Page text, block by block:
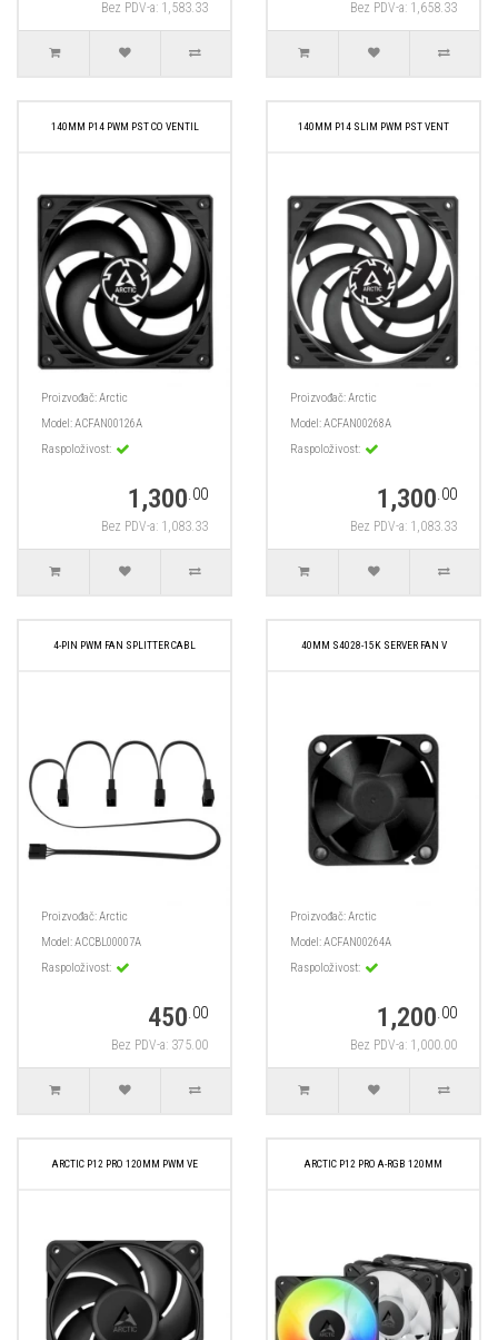
Bez PDV-a: 1,583.33 Bez PDV-a: 1,658.33
140MM P14 PWM PST CO VENTIL
Proizvođač:Arctic
Model:ACFAN00126A
Raspoloživost:
1,300.00
Bez PDV-a: 1,083.33
140MM P14 SLIM PWM PST VENT
Proizvođač:Arctic
Model:ACFAN00268A
Raspoloživost:
1,300.00
Bez PDV-a: 1,083.33
4-PIN PWM FAN SPLITTER CABL
Proizvođač:Arctic
Model:ACCBL00007A
Raspoloživost:
450.00
Bez PDV-a: 375.00
40MM S4028-15K SERVER FAN V
Proizvođač:Arctic
Model:ACFAN00264A
Raspoloživost:
1,200.00
Bez PDV-a: 1,000.00
ARCTIC P12 PRO 120MM PWM VE ARCTIC P12 PRO A-RGB 120MM